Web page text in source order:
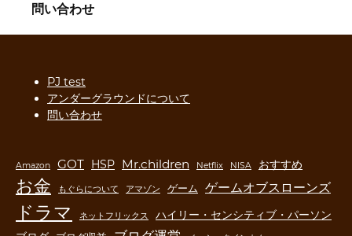
問い合わせ
PJ test
アンダーグラウンドについて
問い合わせ
Amazon GOT HSP Mr.children Netflix NISA おすすめ
お金 もぐらについて アマゾン ゲーム ゲームオブスローンズ
ドラマ ネットフリックス
ハイリー・センシティブ・パーソン